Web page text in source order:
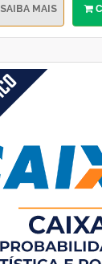
SAIBA MAIS